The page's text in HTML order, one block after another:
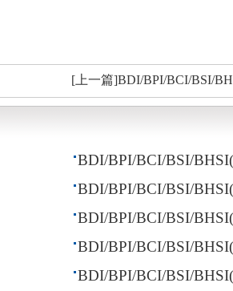
[上一篇]BDI/BPI/BCI/BSI/
BDI/BPI/BCI/BSI/
BDI/BPI/BCI/BSI/
BDI/BPI/BCI/BSI/
BDI/BPI/BCI/BSI/
BDI/BPI/BCI/BSI/